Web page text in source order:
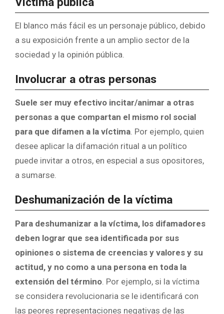
El blanco más fácil es un personaje público, debido
a su exposición frente a un amplio sector de la
sociedad y la opinión pública.
Involucrar a otras personas
Suele ser muy efectivo incitar/animar a otras
personas a que compartan el mismo rol social
para que difamen a la víctima. Por ejemplo, quien
desee aplicar la difamación ritual a un político
puede invitar a otros, en especial a sus opositores,
a sumarse.
Deshumanización de la víctima
Para deshumanizar a la víctima, los difamadores
deben lograr que sea identificada por sus
opiniones o sistema de creencias y valores y su
actitud, y no como a una persona en toda la
extensión del término . Por ejemplo, si la víctima
se considera revolucionaria se le identificará con
las peores representaciones negativas de las